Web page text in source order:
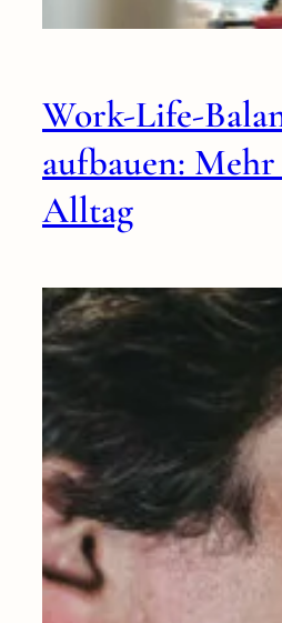
Work-Life-
aufbauen:
Alltag